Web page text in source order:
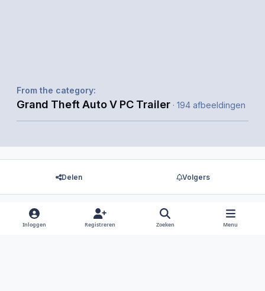
From the category:
Grand Theft Auto V PC Trailer · 194 afbeeldingen
Delen Volgers
Er zijn geen reacties om weer te geven.
Inloggen Registreren Zoeken Menu